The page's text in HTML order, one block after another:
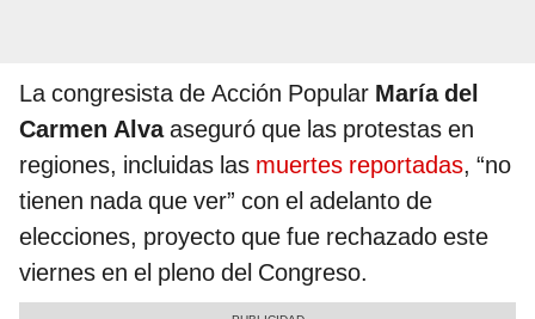
La congresista de Acción Popular María del
Carmen Alvaaseguró que las protestas en
regiones, incluidas las muertes reportadas, “no
tienen nada que ver” con el adelanto de
elecciones, proyecto que fue rechazado este
viernes en el pleno del Congreso.